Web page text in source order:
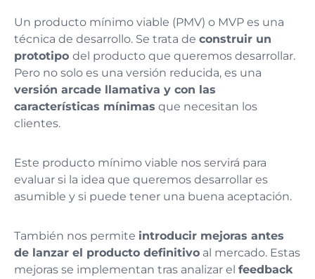
Un producto mínimo viable (PMV) o MVP es una
técnica de desarrollo. Se trata de construir un
prototipo del producto que queremos desarrollar.
Pero no solo es una versión reducida, es una
versión arcade llamativa y con las
características mínimas que necesitan los
clientes.
Este producto mínimo viable nos servirá para
evaluar si la idea que queremos desarrollar es
asumible y si puede tener una buena aceptación.
También nos permite introducir mejoras antes
de lanzar el producto definitivo al mercado. Estas
mejoras se implementan tras analizar el feedback